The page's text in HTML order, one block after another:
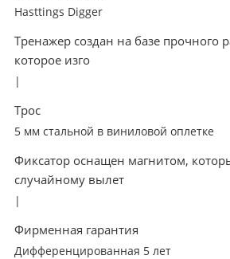
Hasttings Digger
Тренажер создан на базе прочного
которое изго
|
Трос
5 мм стальной в виниловой оплетке
Фиксатор оснащен магнитом,
случайному вылет
|
Фирменная гарантия
Дифференцированная 5 лет